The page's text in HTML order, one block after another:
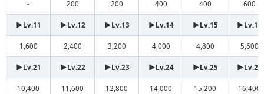
- 200 200 400 400 600
▶︎Lv.11 ▶︎Lv.12 ▶︎Lv.13 ▶︎Lv.14 ▶︎Lv.15 ▶︎Lv.16
1,600 2,400 3,200 4,000 4,800 5,600
▶︎Lv.21 ▶︎Lv.22 ▶︎Lv.23 ▶︎Lv.24 ▶︎Lv.25 ▶︎Lv.26
10,400 11,600 12,800 14,000 15,200 16,400